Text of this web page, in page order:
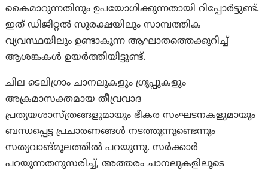
കൈമാറുന്നതിനും ഉപയോഗിക്കുന്നതായി റിപ്പോർട്ടുണ്ട്.
ഇത് ഡിജിറ്റൽ സുരക്ഷയിലും സാമ്പത്തിക
വ്യവസ്ഥയിലും ഉണ്ടാകുന്ന ആഘാതത്തെക്കുറിച്ച്
ആശങ്കകൾ ഉയർത്തിയിട്ടുണ്ട്.
ചില ടെലിഗ്രാം ചാനലുകളും ഗ്രൂപ്പുകളും
അക്രമാസക്തമായ തീവ്രവാദ
പ്രത്യയശാസ്ത്രങ്ങളുമായും ഭീകര സംഘടനകളുമായും
ബന്ധപ്പെട്ട പ്രചാരണങ്ങൾ നടത്തുന്നുണ്ടെന്നും
സത്യവാങ്മൂലത്തിൽ പറയുന്നു. സർക്കാർ
പറയുന്നതനുസരിച്ച്, അത്തരം ചാനലുകളിലൂടെ